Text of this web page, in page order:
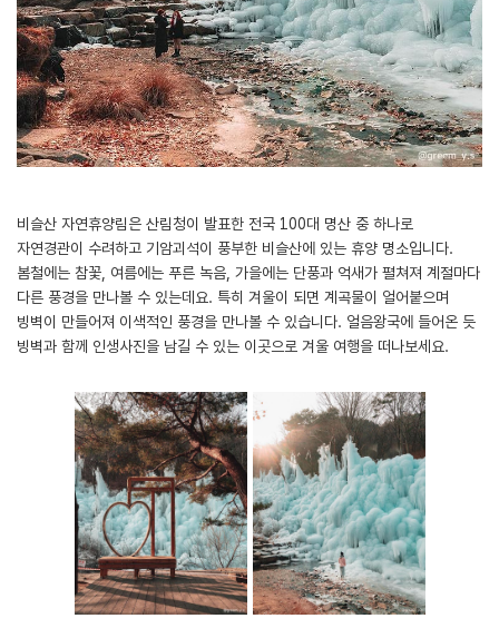
비슬산 자연휴양림은 산림청이 발표한 전국 100대 명산 중 하나로
자연경관이 수려하고 기암괴석이 풍부한 비슬산에 있는 휴양 명소입니다.
봄철에는 참꽃, 여름에는 푸른 녹음, 가을에는 단풍과 억새가 펼쳐져 계절마다
다른 풍경을 만나볼 수 있는데요. 특히 겨울이 되면 계곡물이 얼어붙으며
빙벽이 만들어져 이색적인 풍경을 만나볼 수 있습니다. 얼음왕국에 들어온 듯
빙벽과 함께 인생사진을 남길 수 있는 이곳으로 겨울 여행을 떠나보세요.